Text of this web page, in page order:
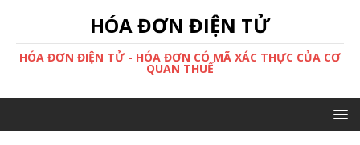
HÓA ĐƠN ĐIỆN TỬ
HÓA ĐƠN ĐIỆN TỬ - HÓA ĐƠN CÓ MÃ XÁC THỰC CỦA CƠ
QUAN THUẾ